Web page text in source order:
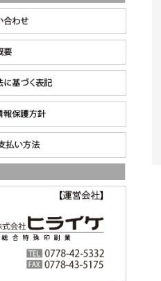
レス
（T
の商品
印刷込みコンビサングラ
¥1,573/印刷込み50